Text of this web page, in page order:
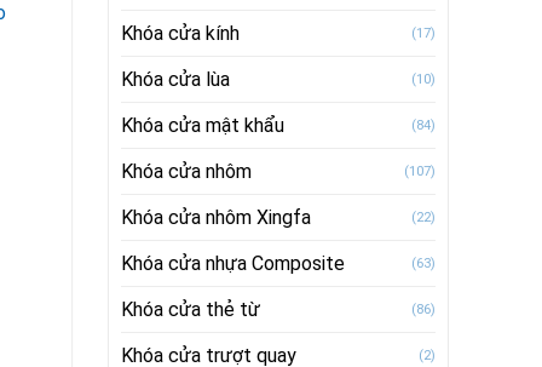
Khóa cửa kính (17)
Khóa cửa lùa (10)
Khóa cửa mật khẩu (84)
Khóa cửa nhôm (107)
Khóa cửa nhôm Xingfa (22)
Khóa cửa nhựa Composite (63)
Khóa cửa thẻ từ (86)
Khóa cửa trượt quay (2)